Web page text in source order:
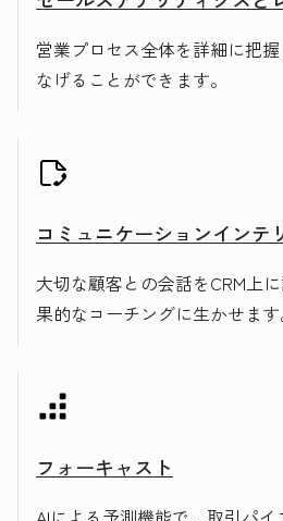
営業プロセス全体を詳細に把
なげることができます。
コミュニケーションインテ
大切な顧客との会話をCRM上
果的なコーチングに生かせます
フォーキャスト